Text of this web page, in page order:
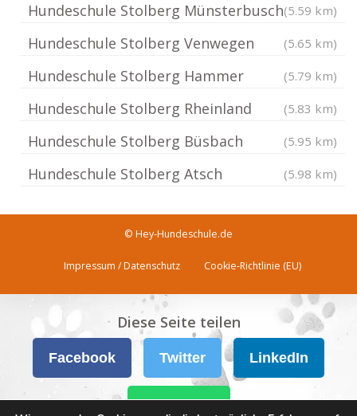
Hundeschule Stolberg Münsterbusch(5.59 km)
Hundeschule Stolberg Venwegen (5.65 km)
Hundeschule Stolberg Hammer (5.79 km)
Hundeschule Stolberg Rheinland (5.83 km)
Hundeschule Stolberg Büsbach (5.95 km)
Hundeschule Stolberg Atsch (5.98 km)
© Hey-Hundeschule.de
Impressum / Datenschutz Cookie-Richtlinie (EU)
Diese Seite teilen
Facebook Twitter LinkedIn